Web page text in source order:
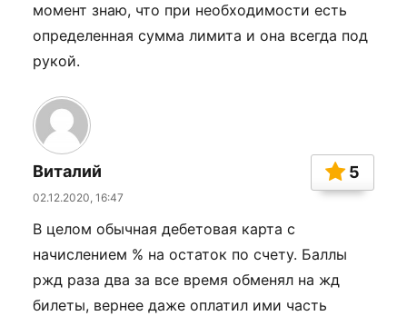
момент знаю, что при необходимости есть
определенная сумма лимита и она всегда под
рукой.
Виталий
02.12.2020, 16:47
5
В целом обычная дебетовая карта с
начислением % на остаток по счету. Баллы
ржд раза два за все время обменял на жд
билеты, вернее даже оплатил ими часть